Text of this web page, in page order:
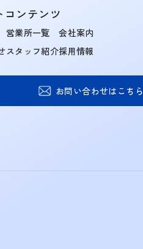
コンテンツ
営業所一覧
スタッフ紹介
会社案内
採用情報
お問い合わせはこちら